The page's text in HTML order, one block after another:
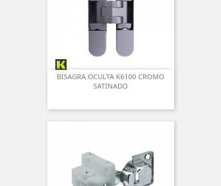
BISAGRA OCULTA K6100 CROMO
SATINADO